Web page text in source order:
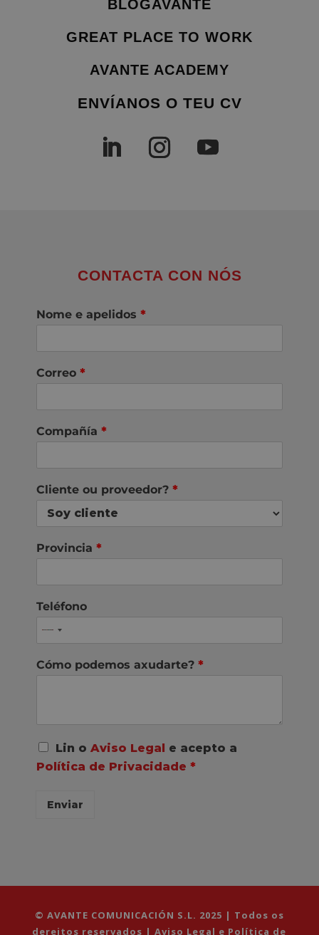
BLOGAVANTE
GREAT PLACE TO WORK
AVANTE ACADEMY
ENVÍANOS O TEU CV
CONTACTA CON NÓS
Nome e apelidos *
Correo *
Compañía *
Cliente ou proveedor? *
Provincia *
Teléfono
Cómo podemos axudarte? *
A
o
*
Lin o Aviso Legal e acepto a
Política de Privacidade *
Enviar
© AVANTE COMUNICACIÓN S.L. 2025 | Todos os
dereitos reservados |Aviso Legal e Política de